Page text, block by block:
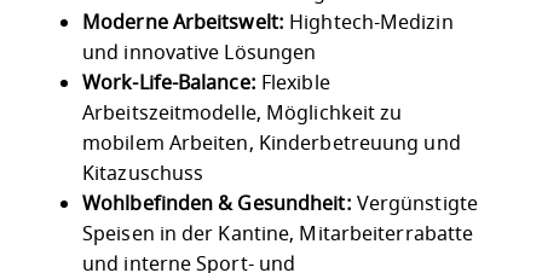
Moderne Arbeitswelt: Hightech-Medizin
und innovative Lösungen
Work-Life-Balance: Flexible
Arbeitszeitmodelle, Möglichkeit zu
mobilem Arbeiten, Kinderbetreuung und
Kitazuschuss
Wohlbefinden & Gesundheit: Vergünstigte
Speisen in der Kantine, Mitarbeiterrabatte
und interne Sport- und